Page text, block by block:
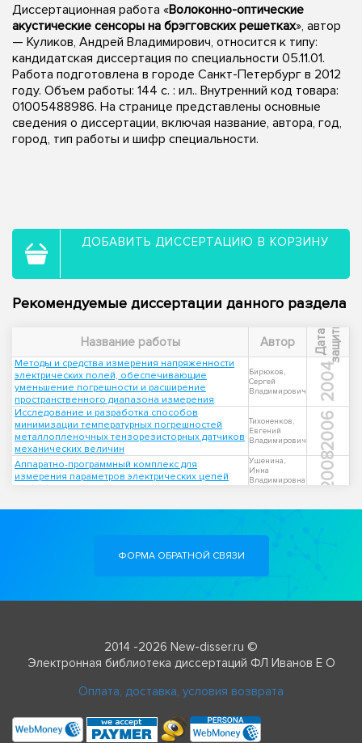
Диссертационная работа «Волоконно-оптические
акустические сенсоры на брэгговских решетках», автор
— Куликов, Андрей Владимирович, относится к типу:
кандидатская диссертация по специальности 05.11.01.
Работа подготовлена в городе Санкт-Петербург в 2012
году. Объем работы: 144 с. : ил.. Внутренний код товара:
01005488986. На странице представлены основные
сведения о диссертации, включая название, автора, год,
город, тип работы и шифр специальности.
ДОБАВИТЬ ДИССЕРТАЦИЮ В КОРЗИНУ
Рекомендуемые диссертации данного раздела
Название работы Автор Д
а
т
а
з
а
щ
и
т ы
Методы и средства измерения напряженности
электрических полей, обеспечивающие
уменьшение погрешности и расширение
пространственного диапазона измерения
Бирюков,
Сергей
Владимирович
2004
Исследование и разработка способов
минимизации температурных погрешностей
металлопленочных тензорезисторных датчиков
механических величин
Тихоненков,
Евгений
Владимирович
2006
Аппаратно-программный комплекс для
измерения параметров электрических цепей
Ушенина,
Инна
Владимировна
2008
ФОРМА ОБРАТНОЙ СВЯЗИ
2014 -2026 New-disser.ru ©
Электронная библиотека диссертаций ФЛ Иванов Е О
Оплата, доставка, условия возврата